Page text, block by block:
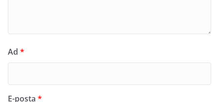
Ad *
E-posta *